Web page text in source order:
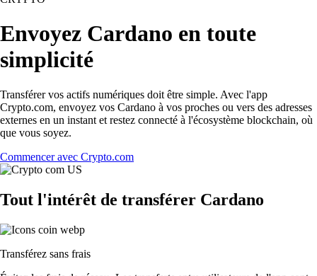
Envoyez Cardano en toute
simplicité
Transférer vos actifs numériques doit être simple. Avec l'app
Crypto.com, envoyez vos Cardano à vos proches ou vers des adresses
externes en un instant et restez connecté à l'écosystème blockchain, où
que vous soyez.
Commencer avec Crypto.com
Tout l'intérêt de transférer Cardano
Transférez sans frais